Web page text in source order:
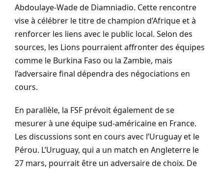
Abdoulaye-Wade de Diamniadio. Cette rencontre
vise à célébrer le titre de champion d’Afrique et à
renforcer les liens avec le public local. Selon des
sources, les Lions pourraient affronter des équipes
comme le Burkina Faso ou la Zambie, mais
l’adversaire final dépendra des négociations en
cours.
En parallèle, la FSF prévoit également de se
mesurer à une équipe sud-américaine en France.
Les discussions sont en cours avec l’Uruguay et le
Pérou. L’Uruguay, qui a un match en Angleterre le
27 mars, pourrait être un adversaire de choix. De